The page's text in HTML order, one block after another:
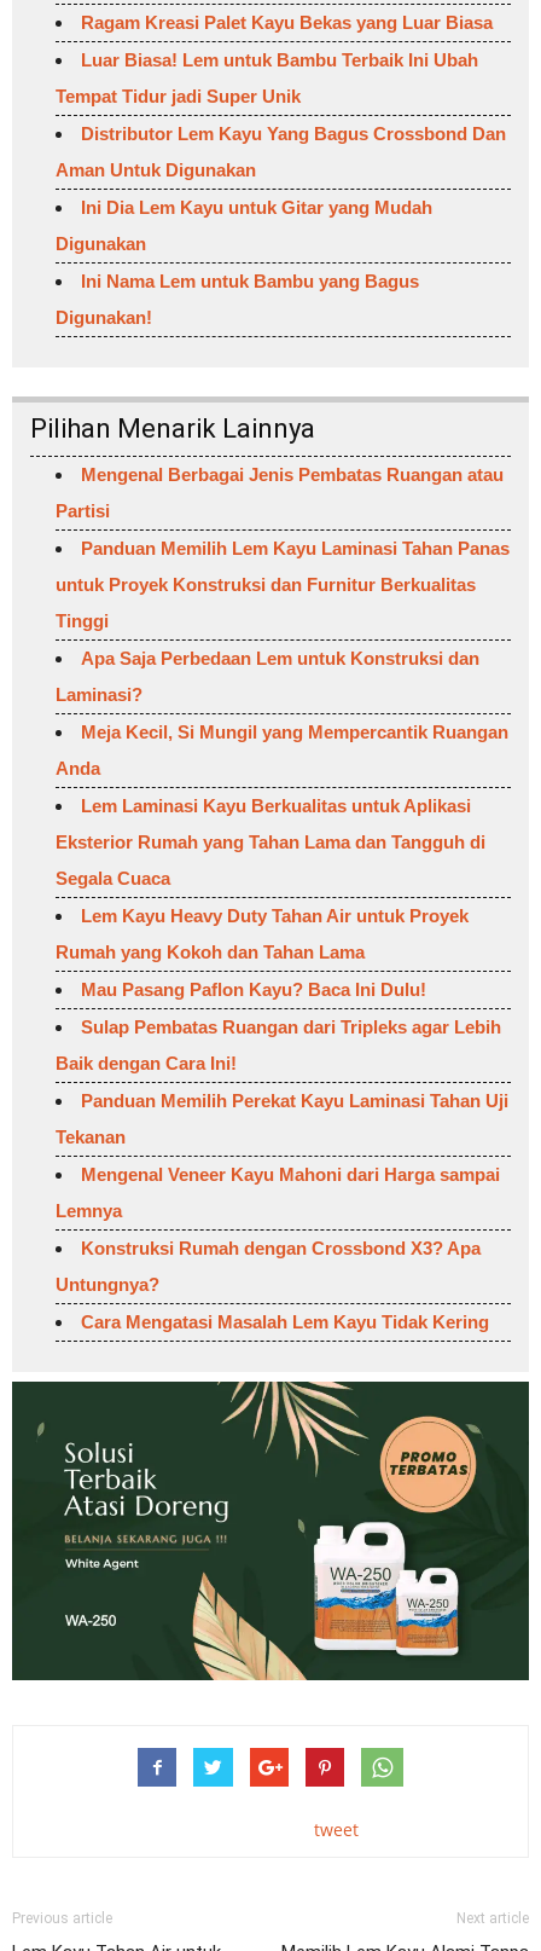
Ragam Kreasi Palet Kayu Bekas yang Luar Biasa
Luar Biasa! Lem untuk Bambu Terbaik Ini Ubah
Tempat Tidur jadi Super Unik
Distributor Lem Kayu Yang Bagus Crossbond Dan
Aman Untuk Digunakan
Ini Dia Lem Kayu untuk Gitar yang Mudah
Digunakan
Ini Nama Lem untuk Bambu yang Bagus
Digunakan!
Pilihan Menarik Lainnya
Mengenal Berbagai Jenis Pembatas Ruangan atau
Partisi
Panduan Memilih Lem Kayu Laminasi Tahan Panas
untuk Proyek Konstruksi dan Furnitur Berkualitas
Tinggi
Apa Saja Perbedaan Lem untuk Konstruksi dan
Laminasi?
Meja Kecil, Si Mungil yang Mempercantik Ruangan
Anda
Lem Laminasi Kayu Berkualitas untuk Aplikasi
Eksterior Rumah yang Tahan Lama dan Tangguh di
Segala Cuaca
Lem Kayu Heavy Duty Tahan Air untuk Proyek
Rumah yang Kokoh dan Tahan Lama
Mau Pasang Paflon Kayu? Baca Ini Dulu!
Sulap Pembatas Ruangan dari Tripleks agar Lebih
Baik dengan Cara Ini!
Panduan Memilih Perekat Kayu Laminasi Tahan Uji
Tekanan
Mengenal Veneer Kayu Mahoni dari Harga sampai
Lemnya
Konstruksi Rumah dengan Crossbond X3? Apa
Untungnya?
Cara Mengatasi Masalah Lem Kayu Tidak Kering
tweet
Previous article Next article